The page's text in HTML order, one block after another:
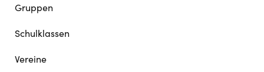
Gruppen
Schulklassen
Vereine